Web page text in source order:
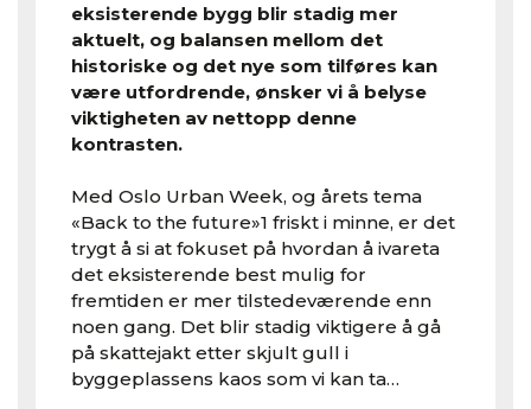
eksisterende bygg blir stadig mer
aktuelt, og balansen mellom det
historiske og det nye som tilføres kan
være utfordrende, ønsker vi å belyse
viktigheten av nettopp denne
kontrasten.
Med Oslo Urban Week, og årets tema
«Back to the future»1 friskt i minne, er det
trygt å si at fokuset på hvordan å ivareta
det eksisterende best mulig for
fremtiden er mer tilstedeværende enn
noen gang. Det blir stadig viktigere å gå
på skattejakt etter skjult gull i
byggeplassens kaos som vi kan ta…